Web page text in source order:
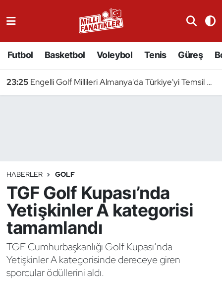
Futbol Basketbol Voleybol Tenis Güreş
23:25 Engelli Golf Millileri Almanya'da Türkiye'yi Temsil Edecek
HABERLER GOLF
TGF Golf Kupası’nda
Yetişkinler A kategorisi
tamamlandı
TGF Cumhurbaşkanlığı Golf Kupası’nda
Yetişkinler A kategorisinde dereceye giren
sporcular ödüllerini aldı.
Badminton
Binicilik
Bisiklet
Bocce Bowling Dart
Boks